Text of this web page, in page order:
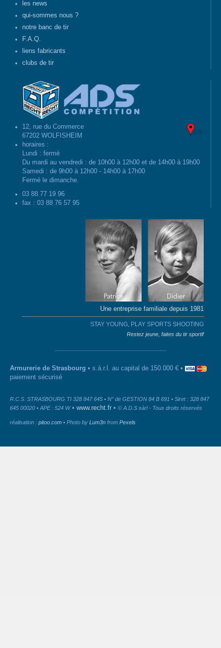
les news
qui-sommes nous ?
notre banc de tir
F.A.Q.
liens fabricants
clubs de tir
12, rue du Commerce
67202 WOLFISHEIM
horaires :
Lundi : fermé
Du mardi au vendredi : de 10h00 à 12h00 et de 14h00 à 19h00
Samedi : de 9h00 à 12h00 - 14h00 à 17h00
Fermé le dimanche.
03 88 77 19 96
fax : 03 88 76 57 95
Une entreprise familiale depuis 1981
STAY YOUNG, PLAY SPORTS SHOOTING
Restez jeune, faites du tir sportif
Armurerie de Strasbourg • s.à.r.l. au capital de 150.000 € •
paiement sécurisé
R.C.S. STRASBOURG TI 328 847 645 • N° de GESTION 84 B 691 • Siret : 328 847
645 00020 • APE : 524 W• www.recht.fr • © A.D.S sàrl - Tous droits réservés
réalisation : pitoo.com • Photo by Lum3n from Pexels